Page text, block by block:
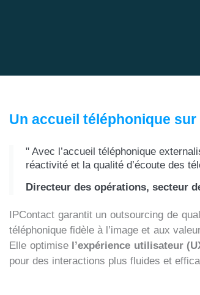
Un accueil téléphonique
" Avec l’accueil téléphonique
réactivité et la qualité d’écoute des
Directeur des opérations, secteur
IPContact garantit un outsourcing de
téléphonique fidèle à l’image et aux
Elle optimise l’expérience utilisateur
pour des interactions plus fluides et